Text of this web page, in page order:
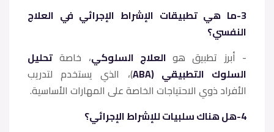
3-ما هي تطبيقات الإشراط الإجرائي في العلاج
النفسي؟
- أبرز تطبيق هوالعلاج السلوكي، خاصة تحليل
السلوك التطبيقي (ABA
)، الذي يستخدم لتدريب
الأفراد ذوي الاحتياجات الخاصة على المهارات الأساسية.
4-هل هناك سلبيات للإشراط الإجرائي؟